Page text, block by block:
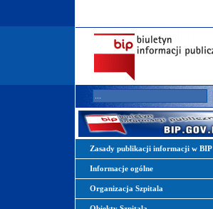
Zasady publikacji informacji w BIP
Informacje ogólne
Organizacja Szpitala